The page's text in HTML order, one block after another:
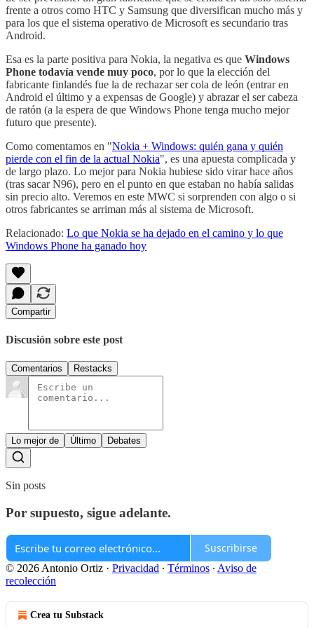
frente a otros como HTC y Samsung que diversifican mucho más y
para los que el sistema operativo de Microsoft es secundario tras
Android.
Esa es la parte positiva para Nokia, la negativa es que Windows
Phone todavía vende muy poco, por lo que la elección del
fabricante finlandés fue la de rechazar ser cola de león (entrar en
Android el último y a expensas de Google) y abrazar el ser cabeza
de ratón (a la espera de que Windows Phone tenga mucho mejor
futuro que presente).
Como comentamos en "Nokia + Windows: quién gana y quién
pierde con el fin de la actual Nokia", es una apuesta complicada y
de largo plazo. Lo mejor para Nokia hubiese sido virar hace años
(tras sacar N96), pero en el punto en que estaban no había salidas
sin precio alto. Veremos en este MWC si sorprenden con algo o si
otros fabricantes se arriman más al sistema de Microsoft.
Relacionado: Lo que Nokia se ha dejado en el camino y lo que
Windows Phone ha ganado hoy
Compartir
Discusión sobre este post
Comentarios Restacks
Lo mejor de Último Debates
Sin posts
Por supuesto, sigue adelante.
Suscribirse
© 2026 Antonio Ortiz · Privacidad ∙ Términos ∙ Aviso de
recolección
Crea tu Substack